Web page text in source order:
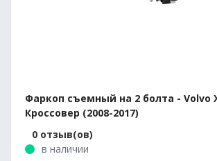
Фаркоп съемный на 2 болта - Volvo
Кроссовер (2008-2017)
0 отзыв(ов)
в наличии